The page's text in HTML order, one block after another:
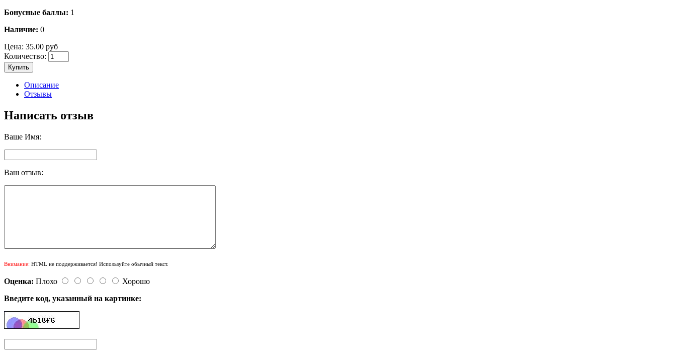
Бонусные баллы: 1
Наличие: 0
Цена: 35.00 руб
Количество:
Купить
Описание
Отзывы
Написать отзыв
Ваше Имя:
Ваш отзыв:
Внимание: HTML не поддерживается! Используйте обычный текст.
Оценка: Плохо
Хорошо
Введите код, указанный на картинке: